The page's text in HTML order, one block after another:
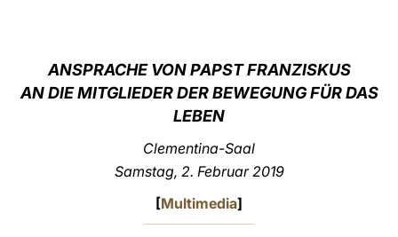
ANSPRACHE VON PAPST FRANZISKUS
AN DIE MITGLIEDER DER BEWEGUNG FÜR DAS
LEBEN
Clementina-Saal
Samstag, 2. Februar 2019
[Multimedia]